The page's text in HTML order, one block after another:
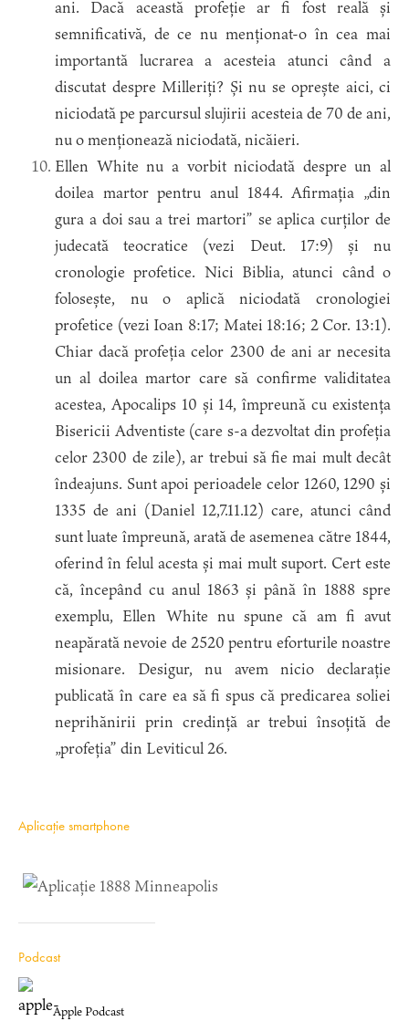
ani. Dacă această profeție ar fi fost reală și
semnificativă, de ce nu menționat-o în cea mai
importantă lucrarea a acesteia atunci când a
discutat despre Milleriți? Și nu se oprește aici, ci
niciodată pe parcursul slujirii acesteia de 70 de ani,
nu o menționează niciodată, nicăieri.
Ellen White nu a vorbit niciodată despre un al
doilea martor pentru anul 1844. Afirmația „din
gura a doi sau a trei martori” se aplica curților de
judecată teocratice (vezi Deut. 17:9) și nu
cronologie profetice. Nici Biblia, atunci când o
folosește, nu o aplică niciodată cronologiei
profetice (vezi Ioan 8:17; Matei 18:16; 2 Cor. 13:1).
Chiar dacă profeția celor 2300 de ani ar necesita
un al doilea martor care să confirme validitatea
acestea, Apocalips 10 și 14, împreună cu existența
Bisericii Adventiste (care s-a dezvoltat din profeția
celor 2300 de zile), ar trebui să fie mai mult decât
îndeajuns. Sunt apoi perioadele celor 1260, 1290 și
1335 de ani (Daniel 12,7.11.12) care, atunci când
sunt luate împreună, arată de asemenea către 1844,
oferind în felul acesta și mai mult suport. Cert este
că, începând cu anul 1863 și până în 1888 spre
exemplu, Ellen White nu spune că am fi avut
neapărată nevoie de 2520 pentru eforturile noastre
misionare. Desigur, nu avem nicio declarație
publicată în care ea să fi spus că predicarea soliei
neprihănirii prin credință ar trebui însoțită de
„profeția” din Leviticul 26.
Aplicație smartphone
Podcast
Apple Podcast